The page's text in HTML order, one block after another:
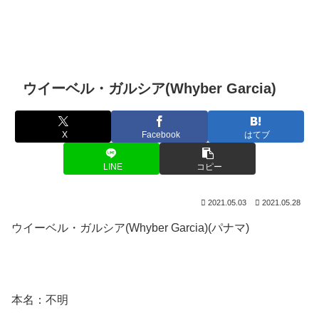
ウイーベル・ガルシア(Whyber Garcia)
X Facebook はてブ
LINE コピー
2021.05.03 2021.05.28
ウイーベル・ガルシア(Whyber Garcia)(パナマ)
本名：不明